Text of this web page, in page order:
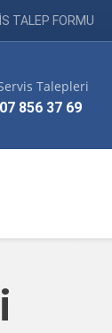
TALEP FORMU
Talepleri
856 37 69